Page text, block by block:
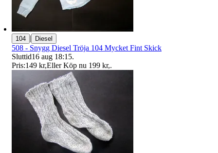
104 | Diesel
508 - Snygg Diesel Tröja 104 Mycket Fint Skick
Sluttid16 aug 18:15.
Pris:149 kr,Eller Köp nu 199 kr,.